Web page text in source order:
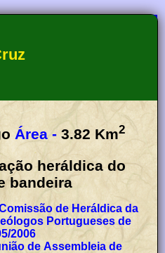
Área - 3.82 Km2
heráldica do
bandeira
de Heráldica da
Portugueses de
2006
de Assembleia de